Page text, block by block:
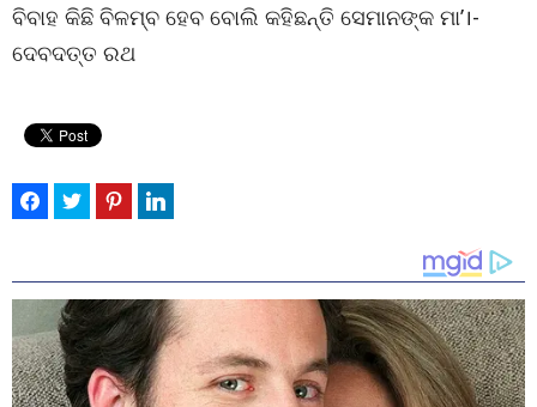
ବିବାହ କିଛି ବିଳମ୍ବ ହେବ ବୋଲି କହିଛନ୍ତି ସେମାନଙ୍କ ମା’।-
ଦେବଦତ୍ତ ରଥ